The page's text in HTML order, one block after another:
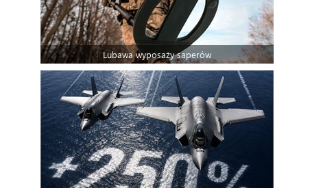
Lubawa wyposaży saperów